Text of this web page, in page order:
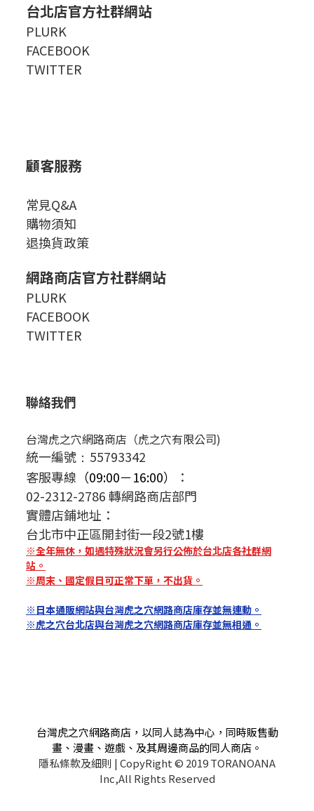
台北店官方社群網站
PLURK
FACEBOOK
TWITTER
顧客服務
常見Q&A
購物須知
退換貨政策
網路商店官方社群網站
PLURK
FACEBOOK
TWITTER
聯絡我們
台灣虎之穴網路商店（虎之穴有限公司)
統一編號 ： 55793342
客服專線 （09:00－16:00）
：
02-2312-2786 轉網路商店部門
實體店鋪地址：
台北市中正區開封街一段2號1樓
※全年無休，如遇特殊狀況會另行公佈於台北店各社群網
站。
※周末、國定假日可正常下單，不出貨。
※日本通販網站與台灣虎之穴網路商店庫存並無連動。
※虎之穴台北店與台灣虎之穴網路商店庫存並無相通。
台灣虎之穴網路商店，以同人誌為中心，同時販售動
畫、漫畫、遊戲、及其周邊商品的同人商店。
隱私條款及細則 | CopyRight © 2019 TORANOANA
Inc,All Rights Reserved